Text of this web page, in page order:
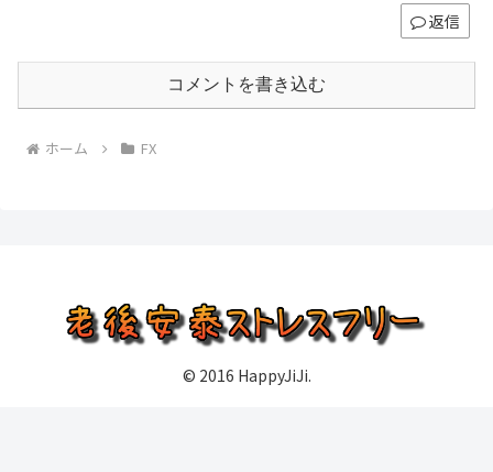
返信
コメントを書き込む
ホーム FX
© 2016 HappyJiJi.